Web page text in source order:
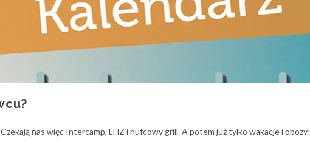
Czekają nas więc Intercamp, LHZ i hufcowy grill. A potem już tylko wakacje i obozy!